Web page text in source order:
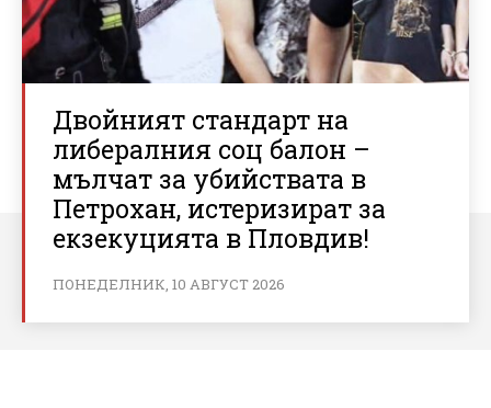
Двойният стандарт на
либералния соц балон –
мълчат за убийствата в
Петрохан, истеризират за
екзекуцията в Пловдив!
ПОНЕДЕЛНИК, 10 АВГУСТ 2026